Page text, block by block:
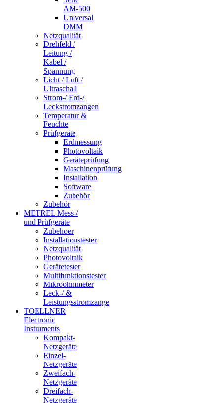
AM-500
Universal
DMM
Netzqualität
Drehfeld /
Leitung /
Kabel /
Spannung
Licht / Luft /
Ultraschall
Strom-/ Erd-/
Leckstromzangen
Temperatur &
Feuchte
Prüfgeräte
Erdmessung
Photovoltaik
Geräteprüfung
Maschinenprüfung
Installation
Software
Zubehör
Zubehör
METREL Mess-/
und Prüfgeräte
Zubehoer
Installationstester
Netzqualität
Photovoltaik
Gerätetester
Multifunktionstester
Mikroohmmeter
Leck-/ &
Leistungsstromzange
TOELLNER
Electronic
Instruments
Kompakt-
Netzgeräte
Einzel-
Netzgeräte
Zweifach-
Netzgeräte
Dreifach-
Netzgeräte